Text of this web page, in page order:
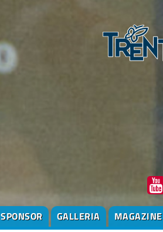
SPONSOR GALLERIA MAGAZINE